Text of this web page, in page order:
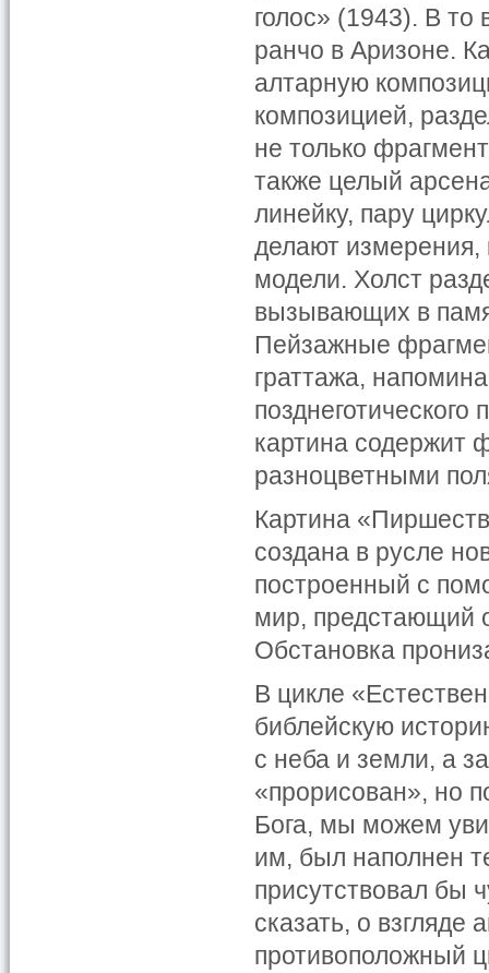
голос» (1943). В то
ранчо в Аризоне.
алтарную
композицией,
не только
также целый
линейку, пару
делают измерения,
модели. Холст
вызывающих в
Пейзажные
граттажа,
картина содержит
разноцветными
Картина
создана в русле
построенный с
мир, предстающий
Обстановка
В цикле
библейскую
с неба и земли, а
«прорисован», но
Бога, мы можем
им, был наполнен
присутствовал бы
сказать, о взгляде
противоположный